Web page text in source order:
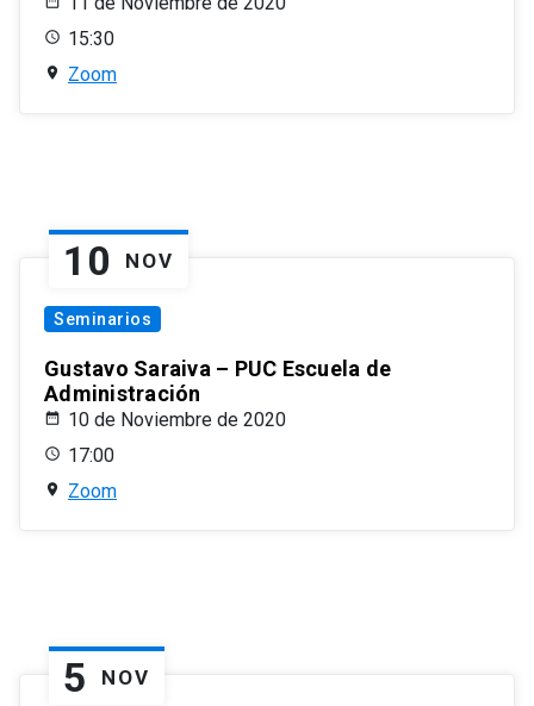
15:30
Zoom
10 NOV
Seminarios
Gustavo Saraiva – PUC Escuela de
Administración
10 de Noviembre de 2020
17:00
Zoom
5 NOV